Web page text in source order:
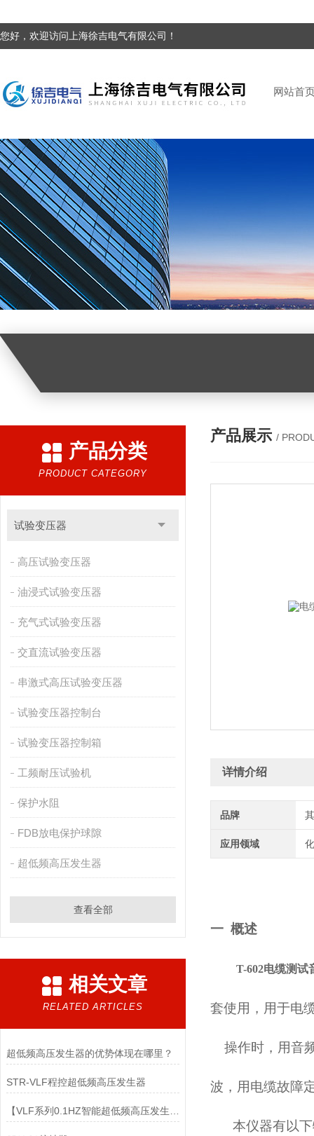
您好，欢迎访问上海徐吉电气有限公司！
网站首
产品展示 /
详情介绍
品牌
应用领域
一 概述
T-602电缆测试
套使用，用于电
操作时，用音
波，用电缆故障
本仪器有以
产品分类
PRODUCT CATEGORY
试验变压器
高压试验变压器
油浸式试验变压器
充气式试验变压器
交直流试验变压器
串激式高压试验变压器
试验变压器控制台
试验变压器控制箱
工频耐压试验机
保护水阻
FDB放电保护球隙
超低频高压发生器
查看全部
相关文章
RELATED ARTICLES
超低频高压发生器的优势体现在哪里？
STR-VLF程控超低频高压发生器